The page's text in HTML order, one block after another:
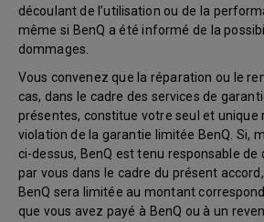
découlant de l’utilisation ou de la
même si BenQ a été informé de la
dommages.
Vous convenez que la réparation ou le
cas, dans le cadre des services de
présentes, constitue votre seul et unique
violation de la garantie limitée BenQ. Si,
ci-dessus, BenQ est tenu responsable
par vous dans le cadre du présent
BenQ sera limitée au montant
que vous avez payé à BenQ ou à un